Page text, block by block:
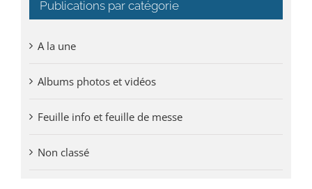
Publications par catégorie
A la une
Albums photos et vidéos
Feuille info et feuille de messe
Non classé